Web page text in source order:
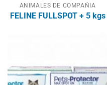
ANIMALES DE COMPAÑIA
FELINE FULLSPOT + 5 kgs